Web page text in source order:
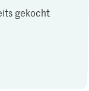
gekocht